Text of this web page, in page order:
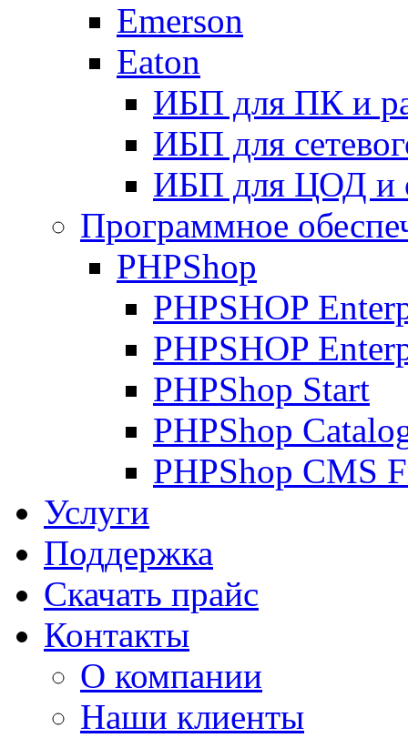
Emerson
Eaton
ИБП для ПК и
ИБП для
ИБП для ЦОД и
Программное
PHPShop
PHPSHOP
PHPSHOP
PHPShop Start
PHPShop
PHPShop CMS
Услуги
Поддержка
Скачать прайс
Контакты
О компании
Наши клиенты